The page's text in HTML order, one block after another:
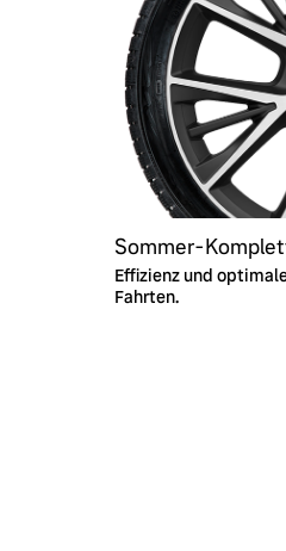
Sommer-
Effizienz und
Fahrten.